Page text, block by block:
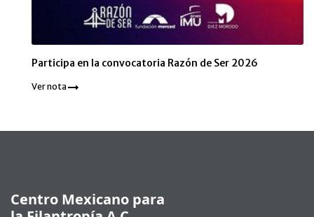
Participa en la convocatoria Razón de Ser 2026
Ver nota
Centro Mexicano para